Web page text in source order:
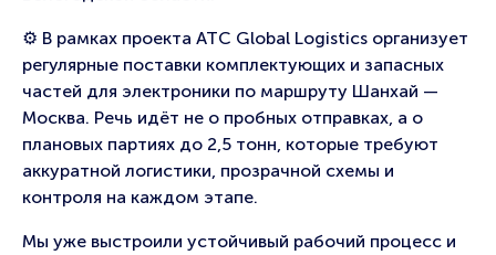
⚙ В рамках проекта ATC Global Logistics организует
регулярные поставки комплектующих и запасных
частей для электроники по маршруту Шанхай —
Москва. Речь идёт не о пробных отправках, а о
плановых партиях до 2,5 тонн, которые требуют
аккуратной логистики, прозрачной схемы и
контроля на каждом этапе.
Мы уже выстроили устойчивый рабочий процесс и